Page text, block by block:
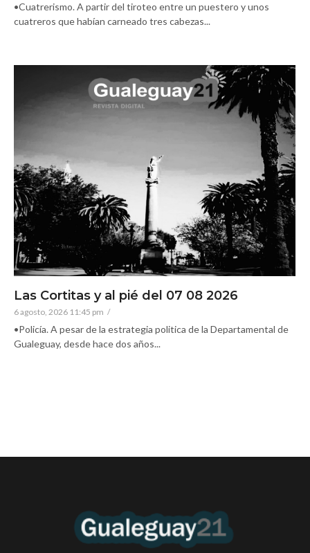
•Cuatrerismo. A partir del tiroteo entre un puestero y unos
cuatreros que habían carneado tres cabezas...
Las Cortitas y al pié del 07 08 2026
6 agosto, 2026 11:45 pm /
•Policía. A pesar de la estrategia politica de la Departamental de
Gualeguay, desde hace dos años...